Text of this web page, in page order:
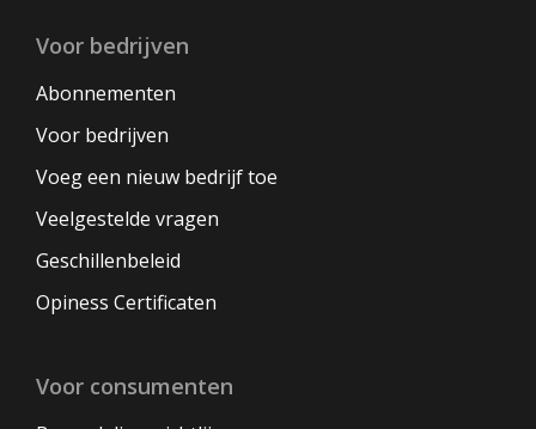
Voor bedrijven
Abonnementen
Voor bedrijven
Voeg een nieuw bedrijf toe
Veelgestelde vragen
Geschillenbeleid
Opiness Certificaten
Voor consumenten